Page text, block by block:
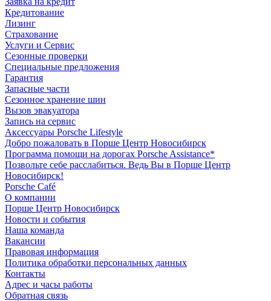
Кредитование
Лизинг
Страхование
Услуги и Сервис
Сезонные проверки
Специальные предложения
Гарантия
Запасные части
Сезонное хранение шин
Вызов эвакуатора
Запись на сервис
Аксессуары Porsche Lifestyle
Добро пожаловать в Порше Центр Новосибирск
Программа помощи на дорогах Porsche Assistance*
Позвольте себе расслабиться. Ведь Вы в Порше Центр
Новосибирск!
Porsche Café
О компании
Порше Центр Новосибирск
Новости и события
Наша команда
Вакансии
Правовая информация
Политика обработки персональных данных
Контакты
Адрес и часы работы
Обратная связь